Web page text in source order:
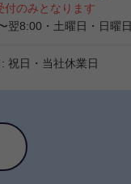
付のみとなります
翌8:00・土曜日・日曜日
祝日・当社休業日